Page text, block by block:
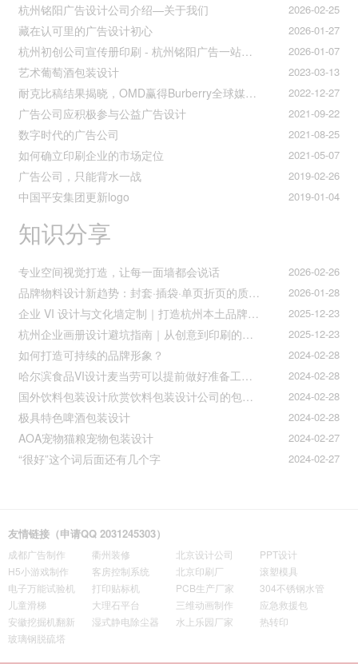
2026-02-25
杭州铭阳广告设计公司介绍—关于我们
2026-01-27
藏在认可里的广告设计初心
2026-01-07
杭州初创公司宣传册印刷 - 杭州铭阳广告一站式解决方案
2023-03-13
艺术葡萄酒包装设计
2022-12-27
耐克比稿结果揭晓，OMD赢得Burberry全球媒介业务（转自广告狂人日报）
2021-09-22
广告公司应积极参与公益广告设计
2021-08-25
数字时代的广告公司
2021-05-07
如何确立印刷企业的市场定位
2019-02-26
广告公司，只能背水一战
2019-01-04
中国平安集团更新logo
知识分享
2026-02-26
专业空间视觉打造，让每一面墙都会说话
2026-01-28
品牌物料设计新趋势：封套·插袋·单页折页的质感升级之道
2025-12-23
企业 VI 设计与文化墙定制｜打造杭州本土品牌专属视觉符号
2025-12-23
杭州企业画册设计避坑指南｜从创意到印刷的全流程把控
2024-02-28
如何打造可持续的品牌形象？
2024-02-28
哈尔滨食品VI设计麦当劳可以提前做好准备工作促进挪动购买
2024-02-28
国外饮料包装设计欣赏饮料包装设计公司的包装设计
2024-02-28
极具特色啤酒包装设计
2024-02-27
AOA宠物猫粮宠物包装设计
2024-02-27
“很好”这个词后面还有几个字
友情链接（申请QQ 2031245303）
成都广告制作 衢州装修 北京设计公司
PPT设计
H5小游戏制作
客房控制系统 北京印刷厂
滚塑模具
电子万能试验机
打印贴标机 PCB生产厂家
304不锈钢水管
儿童滑梯
大理石平台 三维动画制作
应急救援包
安徽挖掘机翻新
湿式静电除尘器 水上乐园厂家
热转印
玻璃钢脱硫塔